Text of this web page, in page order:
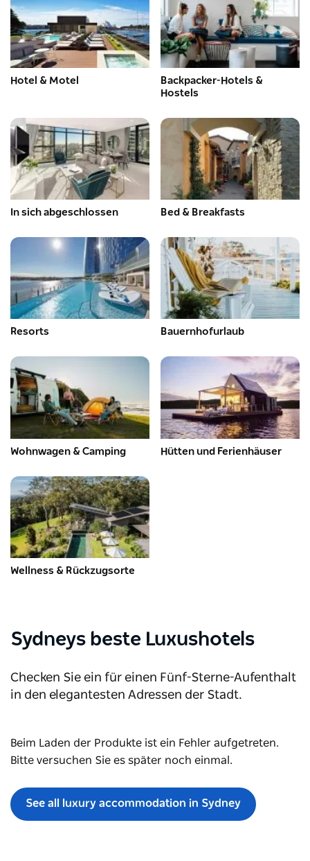
Hotel & Motel
Backpacker-Hotels &
Hostels
In sich abgeschlossen Bed & Breakfasts
Resorts Bauernhofurlaub
Wohnwagen & Camping Hütten und Ferienhäuser
Wellness & Rückzugsorte
Sydneys beste Luxushotels
Checken Sie ein für einen Fünf-Sterne-Aufenthalt
in den elegantesten Adressen der Stadt.
Beim Laden der Produkte ist ein Fehler aufgetreten.
Bitte versuchen Sie es später noch einmal.
See all luxury accommodation in Sydney